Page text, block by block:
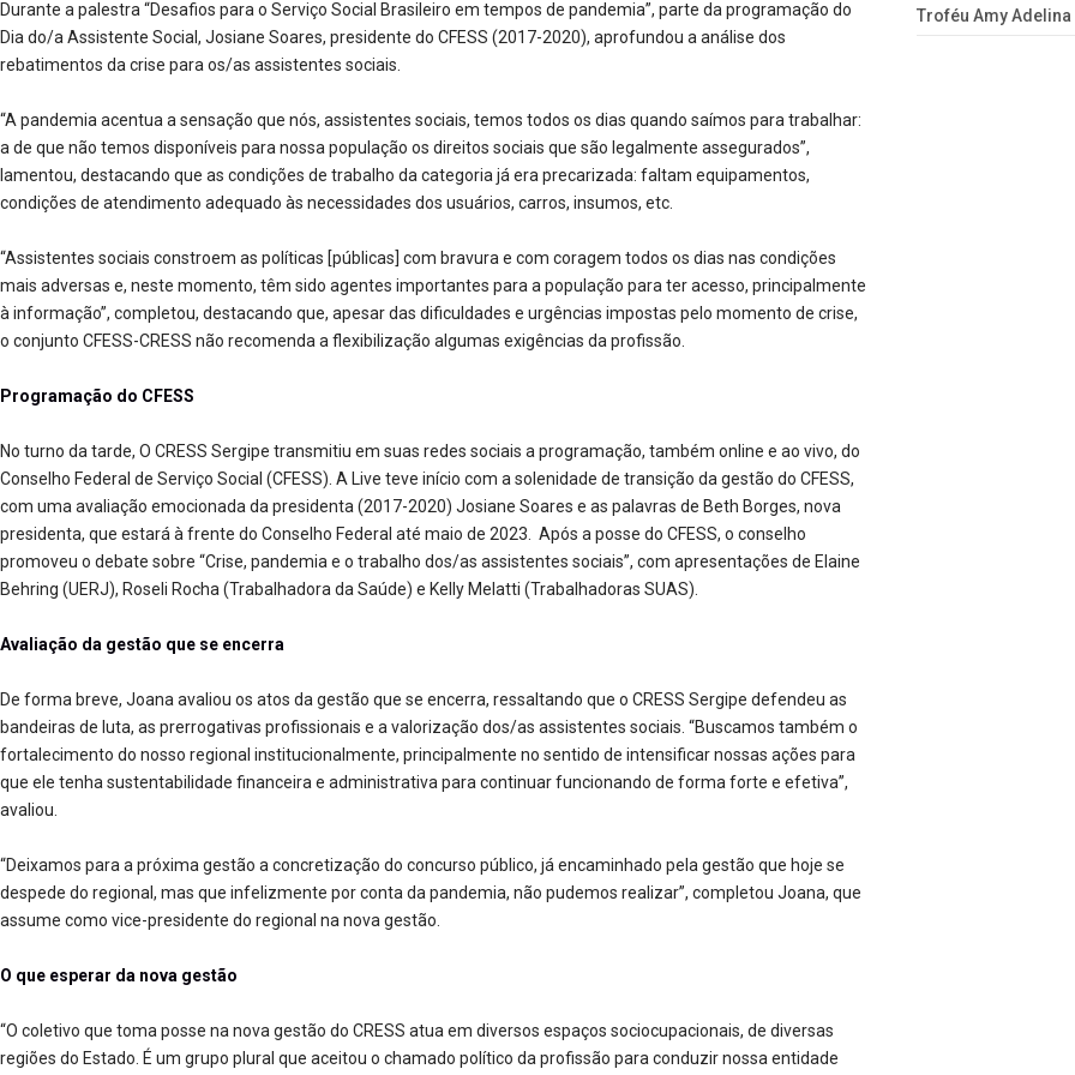
Durante a palestra “Desafios para o Serviço Social Brasileiro em tempos de pandemia”, parte da programação do
Dia do/a Assistente Social, Josiane Soares, presidente do CFESS (2017-2020), aprofundou a análise dos
rebatimentos da crise para os/as assistentes sociais.
“A pandemia acentua a sensação que nós, assistentes sociais, temos todos os dias quando saímos para trabalhar:
a de que não temos disponíveis para nossa população os direitos sociais que são legalmente assegurados”,
lamentou, destacando que as condições de trabalho da categoria já era precarizada: faltam equipamentos,
condições de atendimento adequado às necessidades dos usuários, carros, insumos, etc.
“Assistentes sociais constroem as políticas [públicas] com bravura e com coragem todos os dias nas condições
mais adversas e, neste momento, têm sido agentes importantes para a população para ter acesso, principalmente
à informação”, completou, destacando que, apesar das dificuldades e urgências impostas pelo momento de crise,
o conjunto CFESS-CRESS não recomenda a flexibilização algumas exigências da profissão.
Programação do CFESS
No turno da tarde, O CRESS Sergipe transmitiu em suas redes sociais a programação, também online e ao vivo, do
Conselho Federal de Serviço Social (CFESS). A Live teve início com a solenidade de transição da gestão do CFESS,
com uma avaliação emocionada da presidenta (2017-2020) Josiane Soares e as palavras de Beth Borges, nova
presidenta, que estará à frente do Conselho Federal até maio de 2023. Após a posse do CFESS, o conselho
promoveu o debate sobre “Crise, pandemia e o trabalho dos/as assistentes sociais”, com apresentações de Elaine
Behring (UERJ), Roseli Rocha (Trabalhadora da Saúde) e Kelly Melatti (Trabalhadoras SUAS).
Avaliação da gestão que se encerra
De forma breve, Joana avaliou os atos da gestão que se encerra, ressaltando que o CRESS Sergipe defendeu as
bandeiras de luta, as prerrogativas profissionais e a valorização dos/as assistentes sociais. “Buscamos também o
fortalecimento do nosso regional institucionalmente, principalmente no sentido de intensificar nossas ações para
que ele tenha sustentabilidade financeira e administrativa para continuar funcionando de forma forte e efetiva”,
avaliou.
“Deixamos para a próxima gestão a concretização do concurso público, já encaminhado pela gestão que hoje se
despede do regional, mas que infelizmente por conta da pandemia, não pudemos realizar”, completou Joana, que
assume como vice-presidente do regional na nova gestão.
O que esperar da nova gestão
“O coletivo que toma posse na nova gestão do CRESS atua em diversos espaços sociocupacionais, de diversas
regiões do Estado. É um grupo plural que aceitou o chamado político da profissão para conduzir nossa entidade
Troféu Amy Adelina